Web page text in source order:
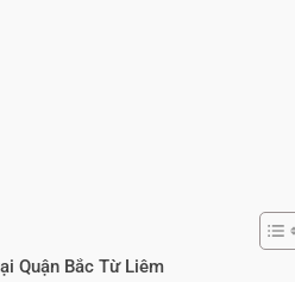
Quận Bắc Từ Liêm